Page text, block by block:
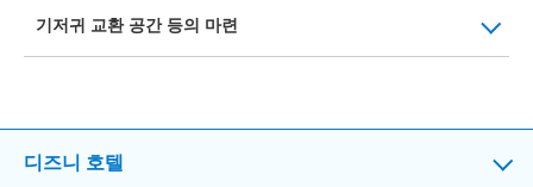
기저귀 교환 공간 등의 마련
디즈니 호텔